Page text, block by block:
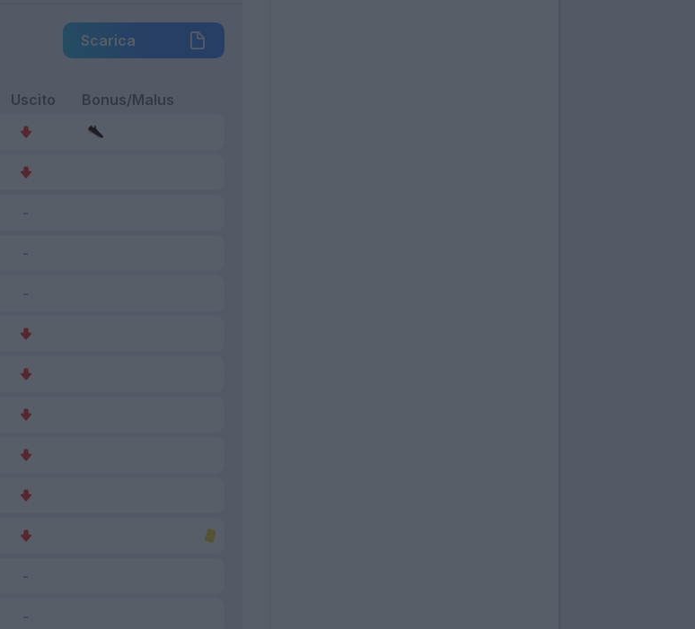
Scarica
Uscito Bonus/Malus